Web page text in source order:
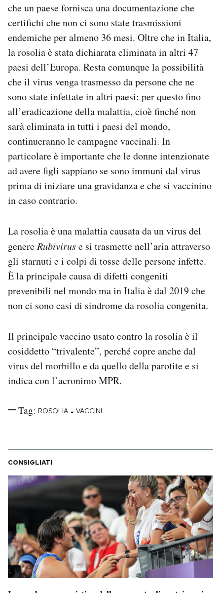
che un paese fornisca una documentazione che
certifichi che non ci sono state trasmissioni
endemiche per almeno 36 mesi. Oltre che in Italia,
la rosolia è stata dichiarata eliminata in altri 47
paesi dell’Europa. Resta comunque la possibilità
che il virus venga trasmesso da persone che ne
sono state infettate in altri paesi: per questo fino
all’eradicazione della malattia, cioè finché non
sarà eliminata in tutti i paesi del mondo,
continueranno le campagne vaccinali. In
particolare è importante che le donne intenzionate
ad avere figli sappiano se sono immuni dal virus
prima di iniziare una gravidanza e che si vaccinino
in caso contrario.
La rosolia è una malattia causata da un virus del
genere Rubiviruse si trasmette nell’aria attraverso
gli starnuti e i colpi di tosse delle persone infette.
È la principale causa di difetti congeniti
prevenibili nel mondo ma in Italia è dal 2019 che
non ci sono casi di sindrome da rosolia congenita.
Il principale vaccino usato contro la rosolia è il
cosiddetto “trivalente”, perché copre anche dal
virus del morbillo e da quello della parotite e si
indica con l’acronimo MPR.
Tag: ROSOLIA - VACCINI
CONSIGLIATI